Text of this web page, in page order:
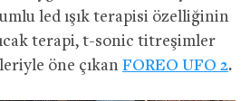
led ışık terapisi özelliğinin
terapi, t-sonic titreşimler
öne çıkan FOREO UFO 2.